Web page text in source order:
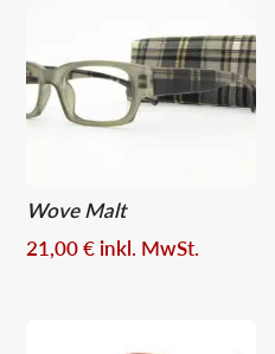
Wove Malt
21,00€ inkl. MwSt.